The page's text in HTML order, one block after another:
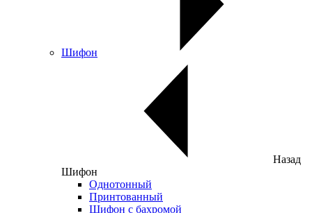
Шифон
Назад
Шифон
Однотонный
Принтованный
Шифон с бахромой